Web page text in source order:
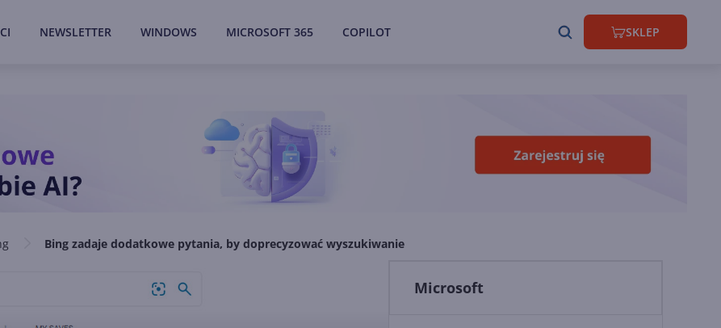
NEWSLETTER WINDOWS MICROSOFT 365 COPILOT SKLEP
Bing zadaje dodatkowe pytania, by doprecyzować wyszukiwanie
Microsoft